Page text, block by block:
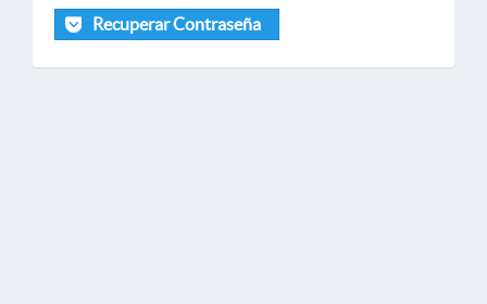
Recuperar Contraseña